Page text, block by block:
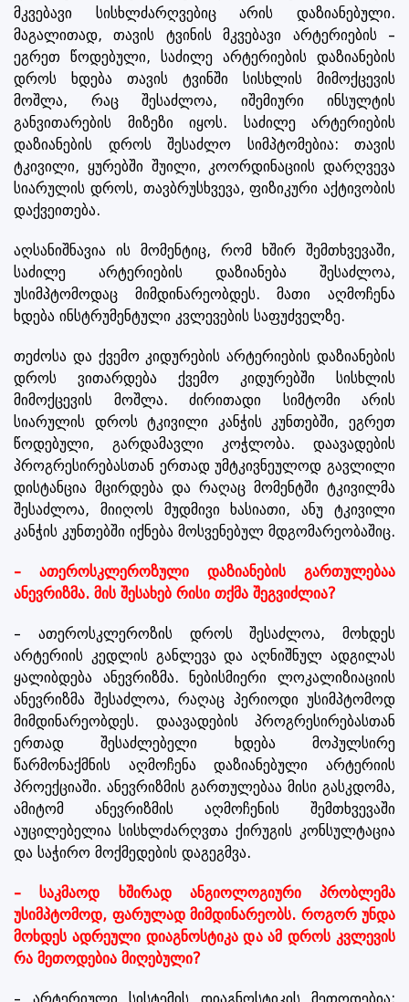
მკვებავი სისხლძარღვებიც არის დაზიანებული.
მაგალითად, თავის ტვინის მკვებავი არტერიების –
ეგრეთ წოდებული, საძილე არტერიების დაზიანების
დროს ხდება თავის ტვინში სისხლის მიმოქცევის
მოშლა, რაც შესაძლოა, იშემიური ინსულტის
განვითარების მიზეზი იყოს. საძილე არტერიების
დაზიანების დროს შესაძლო სიმპტომებია: თავის
ტკივილი, ყურებში შუილი, კოორდინაციის დარღვევა
სიარულის დროს, თავბრუსხვევა, ფიზიკური აქტივობის
დაქვეითება.
აღსანიშნავია ის მომენტიც, რომ ხშირ შემთხვევაში,
საძილე არტერიების დაზიანება შესაძლოა,
უსიმპტომოდაც მიმდინარეობდეს. მათი აღმოჩენა
ხდება ინსტრუმენტული კვლევების საფუძველზე.
თეძოსა და ქვემო კიდურების არტერიების დაზიანების
დროს ვითარდება ქვემო კიდურებში სისხლის
მიმოქცევის მოშლა. ძირითადი სიმტომი არის
სიარულის დროს ტკივილი კანჭის კუნთებში, ეგრეთ
წოდებული, გარდამავლი კოჭლობა. დაავადების
პროგრესირებასთან ერთად უმტკივნეულოდ გავლილი
დისტანცია მცირდება და რაღაც მომენტში ტკივილმა
შესაძლოა, მიიღოს მუდმივი ხასიათი, ანუ ტკივილი
კანჭის კუნთებში იქნება მოსვენებულ მდგომარეობაშიც.
– ათეროსკლეროზული დაზიანების გართულებაა
ანევრიზმა. მის შესახებ რისი თქმა შეგვიძლია?
– ათეროსკლეროზის დროს შესაძლოა, მოხდეს
არტერიის კედლის განლევა და აღნიშნულ ადგილას
ყალიბდება ანევრიზმა. ნებისმიერი ლოკალიზიაციის
ანევრიზმა შესაძლოა, რაღაც პერიოდი უსიმპტომოდ
მიმდინარეობდეს. დაავადების პროგრესირებასთან
ერთად შესაძლებელი ხდება მოპულსირე
წარმონაქმნის აღმოჩენა დაზიანებული არტერიის
პროექციაში. ანევრიზმის გართულებაა მისი გასკდომა,
ამიტომ ანევრიზმის აღმოჩენის შემთხვევაში
აუცილებელია სისხლძარღვთა ქირუგის კონსულტაცია
და საჭირო მოქმედების დაგეგმვა.
– საკმაოდ ხშირად ანგიოლოგიური პრობლემა
უსიმპტომოდ, ფარულად მიმდინარეობს. როგორ უნდა
მოხდეს ადრეული დიაგნოსტიკა და ამ დროს კვლევის
რა მეთოდებია მიღებული?